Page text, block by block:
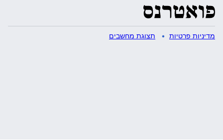
מדיניות פרטיות תצוגת מחשבים